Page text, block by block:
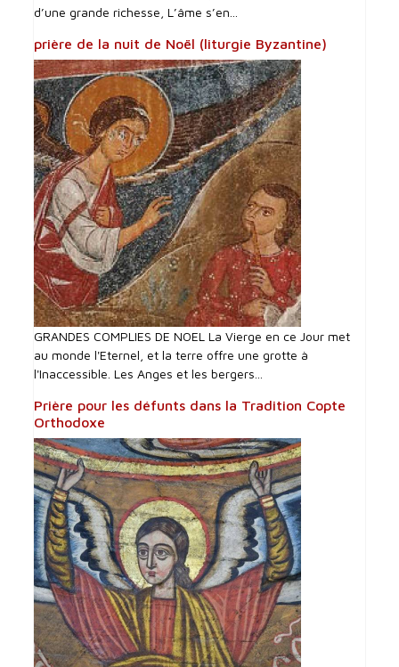
d’une grande richesse, L’âme s’en...
prière de la nuit de Noël (liturgie Byzantine)
GRANDES COMPLIES DE NOEL La Vierge en ce Jour met
au monde l'Eternel, et la terre offre une grotte à
l'Inaccessible. Les Anges et les bergers...
Prière pour les défunts dans la Tradition Copte
Orthodoxe